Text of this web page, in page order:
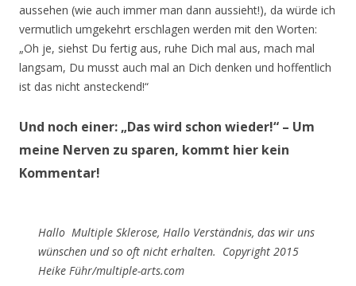
aussehen (wie auch immer man dann aussieht!), da würde ich
vermutlich umgekehrt erschlagen werden mit den Worten:
„Oh je, siehst Du fertig aus, ruhe Dich mal aus, mach mal
langsam, Du musst auch mal an Dich denken und hoffentlich
ist das nicht ansteckend!“
Und noch einer: „Das wird schon wieder!“ – Um
meine Nerven zu sparen, kommt hier kein
Kommentar!
Hallo Multiple Sklerose, Hallo Verständnis, das wir uns
wünschen und so oft nicht erhalten. Copyright 2015
Heike Führ/multiple-arts.com